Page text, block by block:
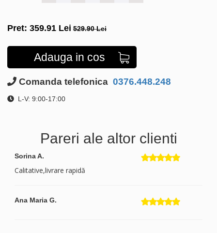
Pret: 359.91 Lei 529.90 Lei
Adauga in cos
Comanda telefonica 0376.448.248
L-V: 9:00-17:00
Pareri ale altor clienti
Sorina A.
Calitative,livrare rapidă
Ana Maria G.